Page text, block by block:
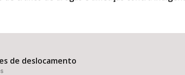
de deslocamento